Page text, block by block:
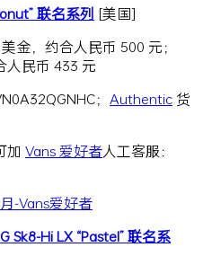
联名系列 [美国]
金，约合人民币 500 元；
人民币 433 元
； Authentic 货
加 Vans 爱好者人工客服：
Sk8-Hi LX “Pastel” 联名系